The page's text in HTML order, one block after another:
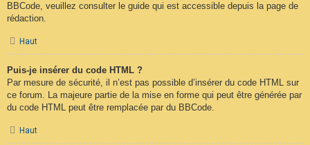
BBCode, veuillez consulter le guide qui est accessible depuis la page de
rédaction.
Haut
Puis-je insérer du code HTML ?
Par mesure de sécurité, il n’est pas possible d’insérer du code HTML sur
ce forum. La majeure partie de la mise en forme qui peut être générée par
du code HTML peut être remplacée par du BBCode.
Haut